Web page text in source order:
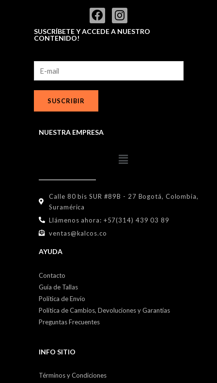
SUSCRÍBETE Y ACCEDE A NUESTRO
CONTENIDO!
SUSCRIBIR
NUESTRA EMPRESA
Calle 80 bis SUR #89B - 27 Bogotá, Colombia,
Suramérica
Llámenos ahora: +57(314) 439 03 89
ventas@kalcos.co
AYUDA
Contacto
Guía de Tallas
Política de Envío
Política de Cambios, Devoluciones y Garantías
Preguntas Frecuentes
INFO SITIO
Términos y Condiciones